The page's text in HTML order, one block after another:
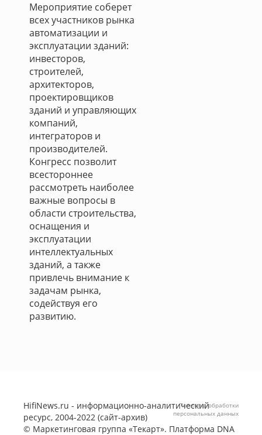
Мероприятие соберет
всех участников рынка
автоматизации и
эксплуатации зданий:
инвесторов,
строителей,
архитекторов,
проектировщиков
зданий и управляющих
компаний,
интеграторов и
производителей.
Конгресс позволит
всестороннее
рассмотреть наиболее
важные вопросы в
области строительства,
оснащения и
эксплуатации
интеллектуальных
зданий, а также
привлечь внимание к
задачам рынка,
содействуя его
развитию.
HifiNews.ru - информационно-аналитический
ресурс, 2004-2022 (сайт-архив)
© Маркетинговая группа «Текарт». Платформа DNA
Политика обработки
персональных данных